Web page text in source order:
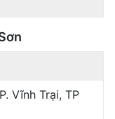
Vĩnh Trại, TP